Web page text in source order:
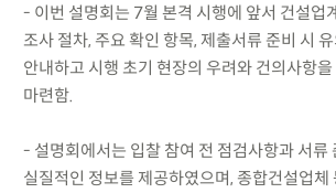
- 이번 설명회는 7월 본격 시행에 앞서 건설업
조사 절차, 주요 확인 항목, 제출서류 준비 시
안내하고 시행 초기 현장의 우려와 건의사항
마련함.
- 설명회에서는 입찰 참여 전 점검사항과 서류
실질적인 정보를 제공하였으며, 종합건설업체